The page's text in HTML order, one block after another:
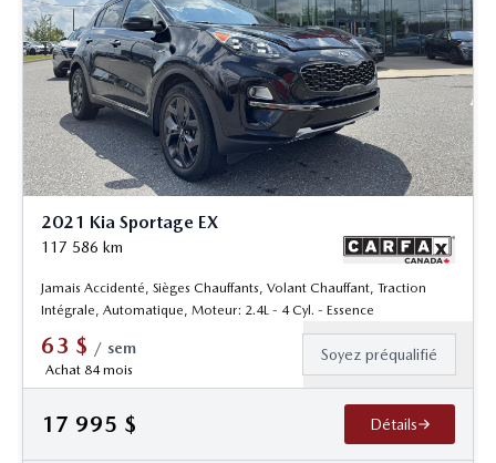
2021 Kia Sportage EX
117 586 km
Jamais Accidenté, Sièges Chauffants, Volant Chauffant, Traction
Intégrale, Automatique, Moteur: 2.4L - 4 Cyl. - Essence
63 $ / sem
Achat 84 mois
Soyez préqualifié
17 995 $ Détails